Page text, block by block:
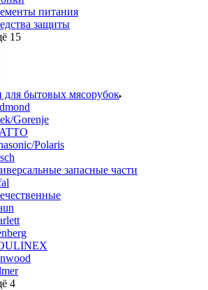
питания
защиты
15
для бытовых мясорубок
Gorenje
Polaris
запасные части
4